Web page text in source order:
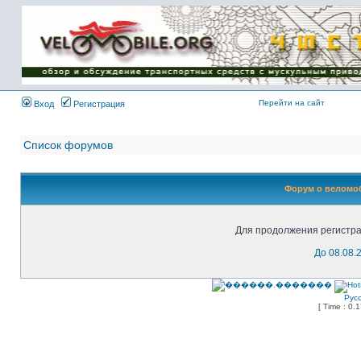
Имя пользователя:
Пароль:
{ LOG_ME_IN_SHORT
}
Вход
Регистрация Перейти на сайт
Список форумов
Форум о
Для продолжения
До
[ Time :